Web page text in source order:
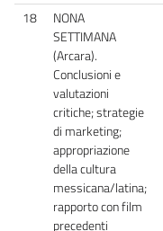
18
NONA
SETTIMANA
(Arcara).
Conclusioni e
valutazioni
critiche; strategie
di marketing;
appropriazione
della cultura
messicana/latina;
rapporto con film
precedenti